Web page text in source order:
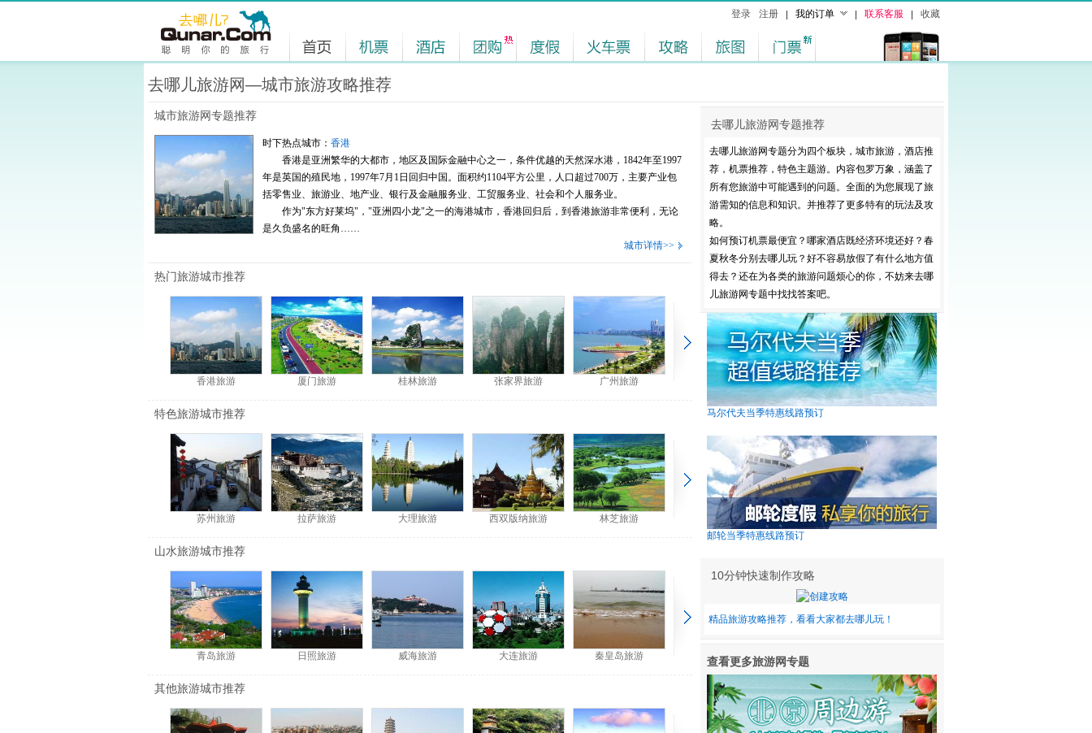
登录 注册 我的订单 联系客服 收藏
去哪儿旅游网—城市旅游攻略推荐
城市旅游网专题推荐
时下热点城市： 香港
香港是亚洲繁华的大都市，地区及国际金融中心之一，条件优越的天然深水港，1842年至1997
年是英国的殖民地，1997年7月1日回归中国。面积约1104平方公里，人口超过700万，主要产业包
括零售业、旅游业、地产业、银行及金融服务业、工贸服务业、社会和个人服务业。
作为"东方好莱坞"，"亚洲四小龙"之一的海港城市，香港回归后，到香港旅游非常便利，无论
是久负盛名的旺角……
城市详情>>
热门旅游城市推荐
香港旅游 厦门旅游 桂林旅游 张家界旅游 广州旅游
特色旅游城市推荐
苏州旅游 拉萨旅游 大理旅游 西双版纳旅游 林芝旅游
山水旅游城市推荐
青岛旅游 日照旅游 威海旅游 大连旅游 秦皇岛旅游
其他旅游城市推荐
去哪儿旅游网专题推荐
去哪儿旅游网专题分为四个板块，城市旅游，酒店推
荐，机票推荐，特色主题游。内容包罗万象，涵盖了
所有您旅游中可能遇到的问题。全面的为您展现了旅
游需知的信息和知识。并推荐了更多特有的玩法及攻
略。
如何预订机票最便宜？哪家酒店既经济环境还好？春
夏秋冬分别去哪儿玩？好不容易放假了有什么地方值
得去？还在为各类的旅游问题烦心的你，不妨来去哪
儿旅游网专题中找找答案吧。
马尔代夫当季特惠线路预订
邮轮当季特惠线路预订
10分钟快速制作攻略
精品旅游攻略推荐，看看大家都去哪儿玩！
查看更多旅游网专题